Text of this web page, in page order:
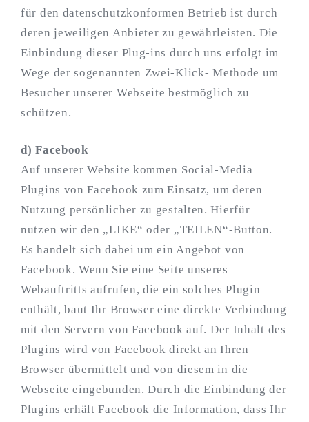
für den datenschutzkonformen Betrieb ist durch
deren jeweiligen Anbieter zu gewährleisten. Die
Einbindung dieser Plug-ins durch uns erfolgt im
Wege der sogenannten Zwei-Klick- Methode um
Besucher unserer Webseite bestmöglich zu
schützen.
d) Facebook
Auf unserer Website kommen Social-Media
Plugins von Facebook zum Einsatz, um deren
Nutzung persönlicher zu gestalten. Hierfür
nutzen wir den „LIKE“ oder „TEILEN“-Button.
Es handelt sich dabei um ein Angebot von
Facebook. Wenn Sie eine Seite unseres
Webauftritts aufrufen, die ein solches Plugin
enthält, baut Ihr Browser eine direkte Verbindung
mit den Servern von Facebook auf. Der Inhalt des
Plugins wird von Facebook direkt an Ihren
Browser übermittelt und von diesem in die
Webseite eingebunden. Durch die Einbindung der
Plugins erhält Facebook die Information, dass Ihr